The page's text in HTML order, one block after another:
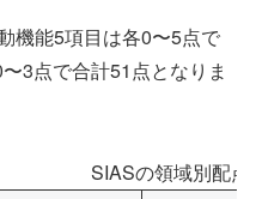
機能5項目は各0〜5点で
3点で合計51点となりま
SIASの領域別配点